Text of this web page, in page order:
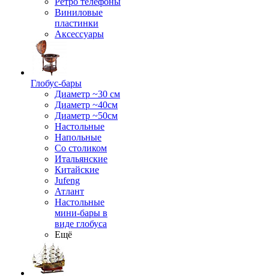
Виниловые
пластинки
Аксессуары
Глобус-бары
Диаметр ~30 см
Диаметр ~40см
Диаметр ~50см
Настольные
Напольные
Со столиком
Итальянские
Китайские
Jufeng
Атлант
Настольные
мини-бары в
виде глобуса
Ещё